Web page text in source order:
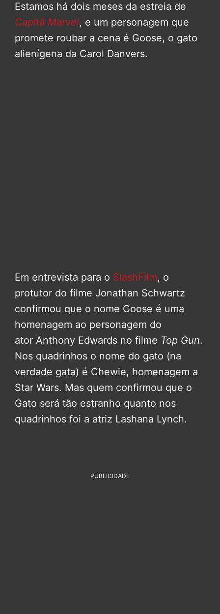
Estamos há dois meses da estreia de
Capitã Marvel, e um personagem que
promete roubar a cena é Goose, o gato
alienígena da Carol Danvers.
Em entrevista para o SlashFilm, o
protutor do filme Jonathan Schwartz
confirmou que o nome Goose é uma
homenagem ao personagem do
ator Anthony Edwards no filme Top Gun.
Nos quadrinhos o nome do gato (na
verdade gata) é Chewie, homenagem a
Star Wars. Mas quem confirmou que o
Gato será tão estranho quanto nos
quadrinhos foi a atriz Lashana Lynch.
PUBLICIDADE